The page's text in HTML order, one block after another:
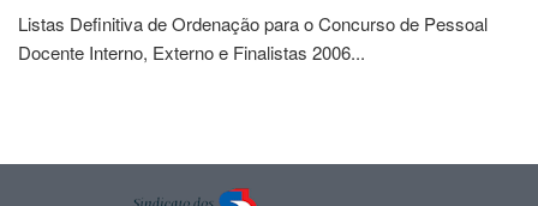
Listas Definitiva de Ordenação para o Concurso de Pessoal
Docente Interno, Externo e Finalistas 2006...